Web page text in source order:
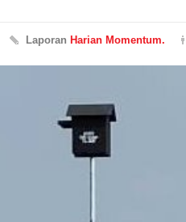
Laporan Harian Momentum.